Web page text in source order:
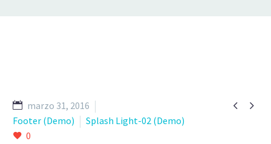
 
marzo 31, 2016
Footer (Demo)
Splash Light-02 (Demo)
0